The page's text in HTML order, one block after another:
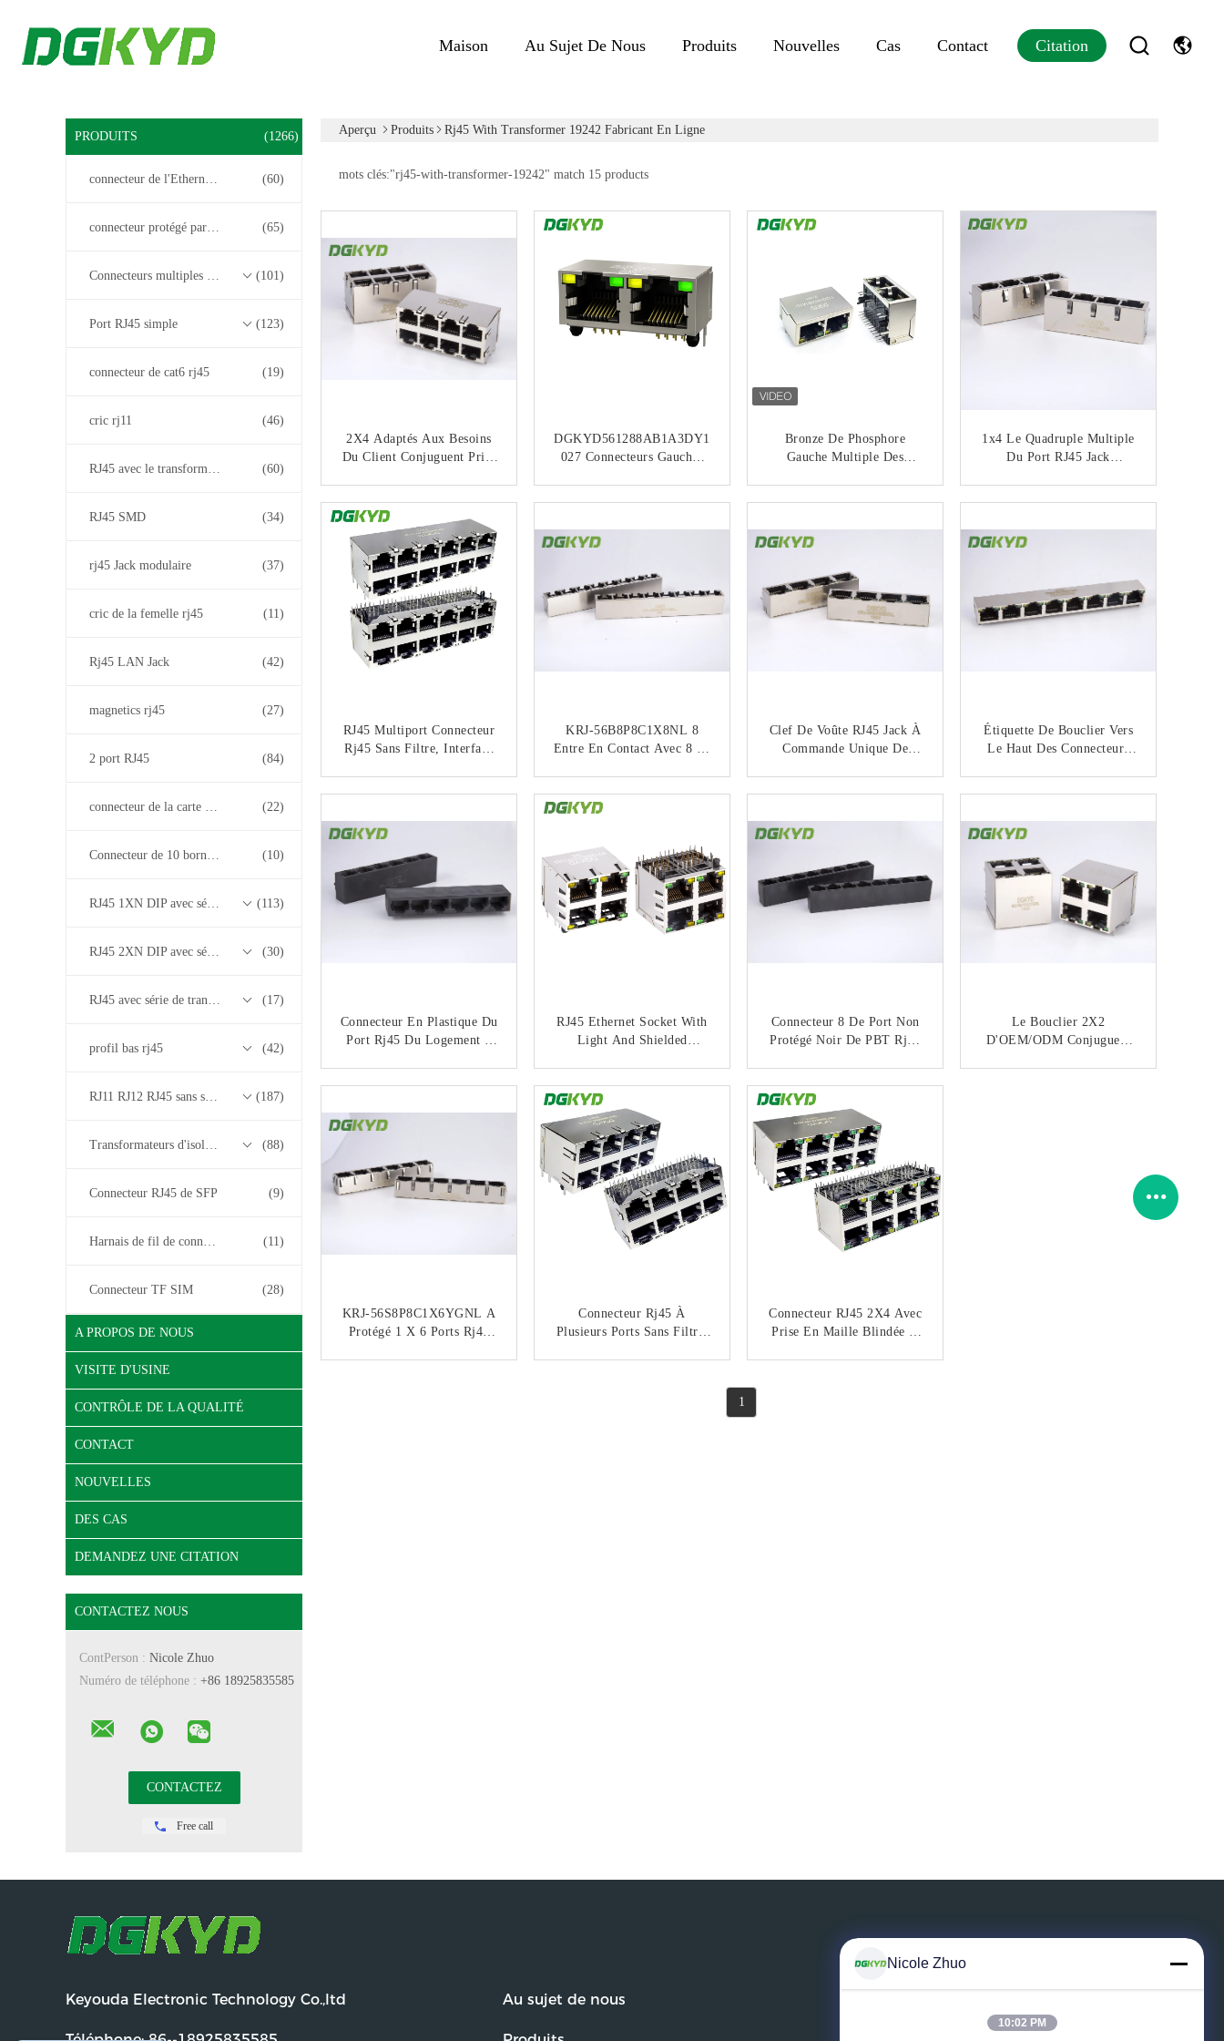
Maison Au Sujet De Nous Produits Nouvelles Cas Contact Citation
PRODUITS (1266)
connecteur de l'Ethernet rj45 (60)
connecteur protégé par rj45 (65)
Connecteurs multiples du port RJ45 (101)
Port RJ45 simple (123)
connecteur de cat6 rj45 (19)
cric rj11 (46)
RJ45 avec le transformateur (60)
RJ45 SMD (34)
rj45 Jack modulaire (37)
cric de la femelle rj45 (11)
Rj45 LAN Jack (42)
magnetics rj45 (27)
2 port RJ45 (84)
connecteur de la carte PCB rj45 (22)
Connecteur de 10 bornes RJ45 (10)
RJ45 1XN DIP avec série de transformateurs base-T 10/100/1000M (113)
RJ45 2XN DIP avec série de transformateurs base-T 10/100/1000M (30)
RJ45 avec série de transformateurs 2.5G/5G/10G Base-T (17)
profil bas rj45 (42)
RJ11 RJ12 RJ45 sans série de transformateurs (187)
Transformateurs d'isolement (88)
Connecteur RJ45 de SFP (9)
Harnais de fil de connecteur (11)
Connecteur TF SIM (28)
A PROPOS DE NOUS
VISITE D'USINE
CONTRÔLE DE LA QUALITÉ
CONTACT
NOUVELLES
DES CAS
DEMANDEZ UNE CITATION
CONTACTEZ NOUS
ContPerson : Nicole Zhuo
Numéro de téléphone : +86 18925835585
Free call
Aperçu Produits Rj45 With Transformer 19242 Fabricant En Ligne
mots clés:"rj45-with-transformer-19242" match 15 products
2X4 Adaptés Aux Besoins
Du Client Conjuguent Prise
Connecteurs De Port De La
Plate-Forme RJ45
CONTACTEZ
DGKYD561288AB1A3DY1
027 Connecteurs Gauches
CONTACTEZ
Bronze De Phosphore
Gauche Multiple Des
CONTACTEZ
1x4 Le Quadruple Multiple
Du Port RJ45 Jack
Le Commutateur De LAN
CONTACTEZ
RJ45 Multiport Connecteur
Rj45 Sans Filtre, Interface
1A022
CONTACTEZ
KRJ-56B8P8C1X8NL 8
Entre En Contact Avec 8 Le
Position Rj45
CONTACTEZ
Clef De Voûte RJ45 Jack À
Commande Unique De
CONTACTEZ
Étiquette De Bouclier Vers
Le Haut Des Connecteurs
CONTACTEZ
Connecteur En Plastique Du
Port Rj45 Du Logement 6
CONTACTEZ
RJ45 Ethernet Socket With
Light And Shielded
Deck 4 Port RJ45
Connectors Without
Transfomer
DGKYD59212288DB1A1D
Y1C022
CONTACTEZ
Connecteur 8 De Port Non
Protégé Noir De PBT Rj45
Commutateur D'Ethernet
CONTACTEZ
Le Bouclier 2X2
D'OEM/ODM Conjuguent
KRJ-56S8P8C1X6YGNL A
Protégé 1 X 6 Ports Rj45
Connecteur Rj45 À
Plusieurs Ports Sans Filtre,
Connecteur RJ45 2X4 Avec
Prise En Maille Blindée À
1
Keyouda Electronic Technology Co.,ltd Au sujet de nous
Nicole Zhuo
10:02 PM